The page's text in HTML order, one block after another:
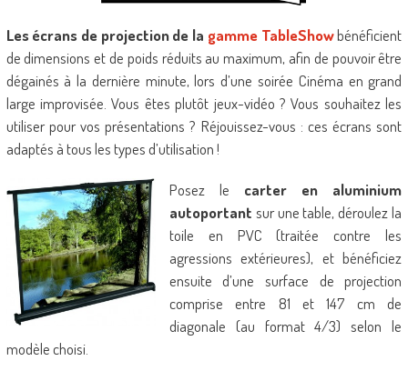
Les écrans de projection de la gamme TableShowbénéficient
de dimensions et de poids réduits au maximum, afin de pouvoir être
dégainés à la dernière minute, lors d’une soirée Cinéma en grand
large improvisée. Vous êtes plutôt jeux-vidéo ? Vous souhaitez les
utiliser pour vos présentations ? Réjouissez-vous : ces écrans sont
adaptés à tous les types d’utilisation !
Posez le carter en aluminium
autoportant sur une table, déroulez la
toile en PVC (traitée contre les
agressions extérieures), et bénéficiez
ensuite d’une surface de projection
comprise entre 81 et 147 cm de
diagonale (au format 4/3) selon le
modèle choisi.